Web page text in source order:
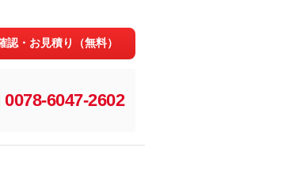
認・お見積り（無料）
0078-6047-2602